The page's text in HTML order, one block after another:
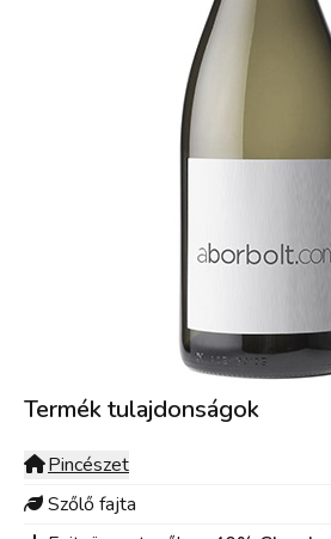
Termék tulajdonságok
Pincészet
Szőlő fajta